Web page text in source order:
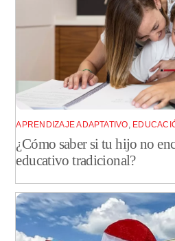
APRENDIZAJE ADAPTATIVO,
¿Cómo saber si tu hijo no
educativo tradicional?